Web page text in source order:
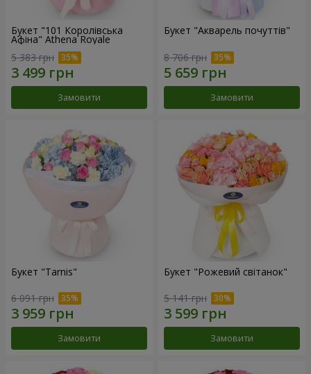
Букет "101 Королівська
Афіна" Athena Royale
5 383 грн
Замовити
Букет "Акварель почуттів"
8 706 грн
Замовити
Букет "Tarnis"
6 091 грн
Замовити
Букет "Рожевий світанок"
5 141 грн
Замовити